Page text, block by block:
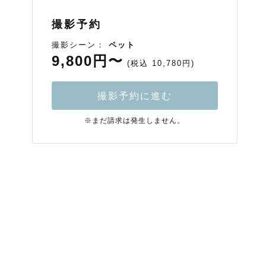
撮影予約
撮影シーン： ペット
9,800円〜 (税込 10,780円)
撮影予約に進む
※まだ請求は発生しません。